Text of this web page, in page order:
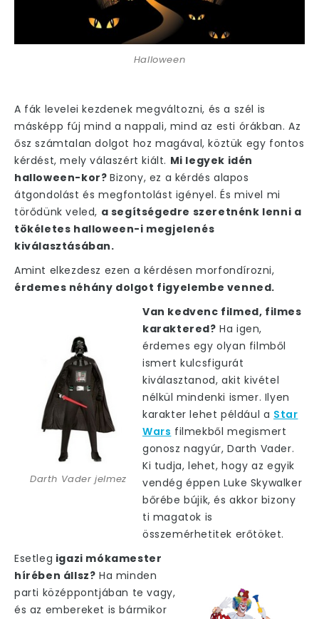
Halloween
A fák levelei kezdenek megváltozni, és a szél is
másképp fúj mind a nappali, mind az esti órákban. Az
ősz számtalan dolgot hoz magával, köztük egy fontos
kérdést, mely válaszért kiált. Mi legyek idén
halloween-kor? Bizony, ez a kérdés alapos
átgondolást és megfontolást igényel. És mivel mi
törődünk veled, a segítségedre szeretnénk lenni a
tökéletes halloween-i megjelenés
kiválasztásában.
Amint elkezdesz ezen a kérdésen morfondírozni,
érdemes néhány dolgot figyelembe venned.
Darth Vader jelmez
Van kedvenc filmed, filmes
karaktered? Ha igen,
érdemes egy olyan filmből
ismert kulcsfigurát
kiválasztanod, akit kivétel
nélkül mindenki ismer. Ilyen
karakter lehet például a Star
Wars filmekből megismert
gonosz nagyúr, Darth Vader.
Ki tudja, lehet, hogy az egyik
vendég éppen Luke Skywalker
bőrébe bújik, és akkor bizony
ti magatok is
összemérhetitek erőtöket.
Esetleg igazi mókamester
hírében állsz? Ha minden
parti középpontjában te vagy,
és az embereket is bármikor